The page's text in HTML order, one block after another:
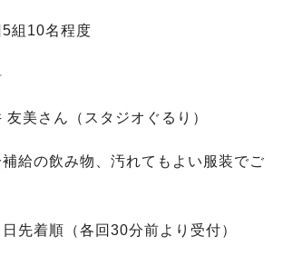
組10名程度
美さん（スタジオぐるり）
補給の飲み物、汚れてもよい服装でご
先着順（各回30分前より受付）